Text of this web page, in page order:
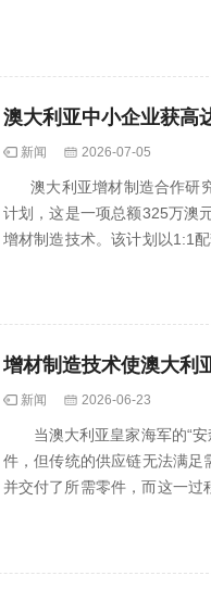
澳大利亚中小企业获高
新闻 2026-07-05
澳大利亚增材制造合作研究
计划，这是一项总额325万澳
增材制造技术。该计划以1:1
增材制造技术使澳大利
新闻 2026-06-23
当澳大利亚皇家海军的“安
件，但传统的供应链无法满
并交付了所需零件，而这一